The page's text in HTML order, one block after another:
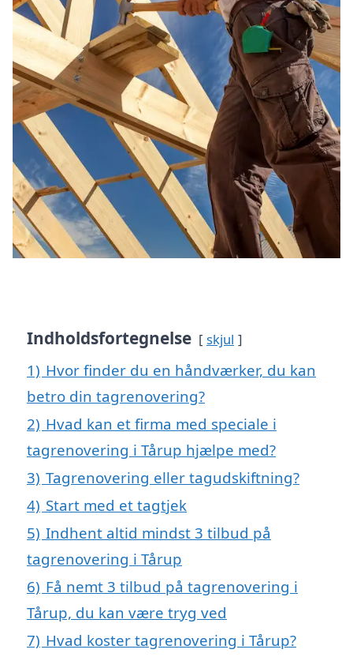
Indholdsfortegnelse skjul
1) Hvor finder du en håndværker, du kan
betro din tagrenovering?
2) Hvad kan et firma med speciale i
tagrenovering i Tårup hjælpe med?
3) Tagrenovering eller tagudskiftning?
4) Start med et tagtjek
5) Indhent altid mindst 3 tilbud på
tagrenovering i Tårup
6) Få nemt 3 tilbud på tagrenovering i
Tårup, du kan være tryg ved
7) Hvad koster tagrenovering i Tårup?